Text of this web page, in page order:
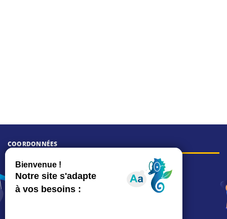
COORDONNÉES
Hôtel de ville
15, rue Charles-Duflos
01 41 19 83 00